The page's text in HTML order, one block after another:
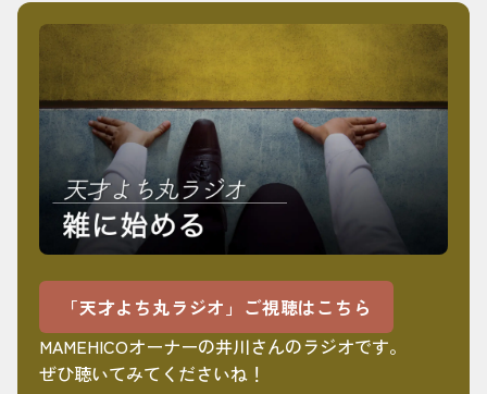
「天才よち丸ラジオ」ご視聴はこちら
MAMEHICOオーナーの井川さんのラジオです。
ぜひ聴いてみてくださいね！